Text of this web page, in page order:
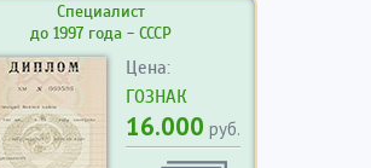
Специалист
до 1997 года - СССР
Цена:
ГОЗНАК
16.000 руб.